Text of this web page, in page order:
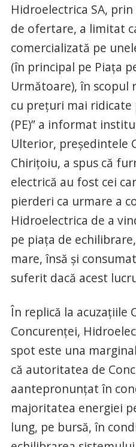
Hidroelectrica SA,
de ofertare, a limitat
comercializată pe
(în principal pe Piaţa
Următoare), în
cu prețuri mai ridicate
(PE)” a informat
Ulterior, preşedintele
Chiriţoiu, a spus că
electrică au fost cei
pierderi ca urmare a
Hidroelectrica de a
pe piaţa de
mare, însă şi
suferit dacă acest
În replică la acuzaţiile
Concurenţei,
spot este una
că autoritatea de
aantepronunţat în
majoritatea energiei
lung, pe bursă, în